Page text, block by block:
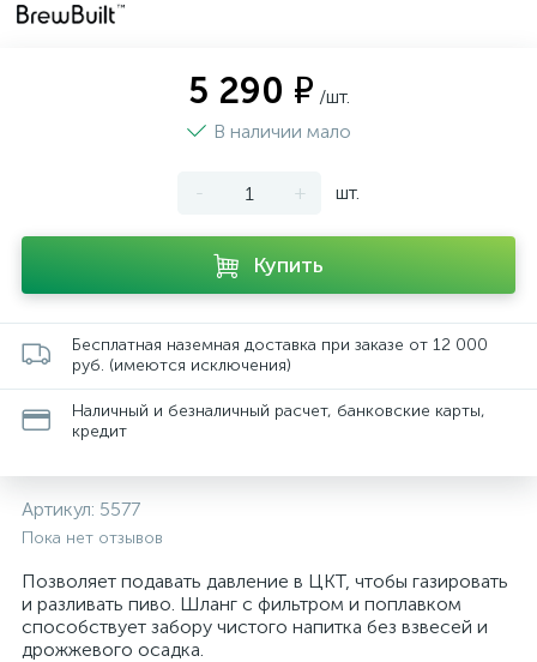
5 290 ₽ /шт.
В наличии мало
- + шт.
Купить
Бесплатная наземная доставка при заказе от 12 000
руб. (имеются исключения)
Наличный и безналичный расчет, банковские карты,
кредит
Артикул: 5577
Пока нет отзывов
Позволяет подавать давление в ЦКТ, чтобы газировать
и разливать пиво. Шланг с фильтром и поплавком
способствует забору чистого напитка без взвесей и
дрожжевого осадка.